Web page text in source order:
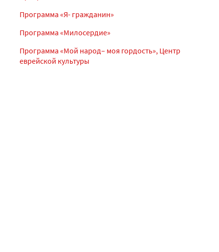
Программа «Я- гражданин»
Программа «Милосердие»
Программа «Мой народ– моя гордость», Центр
еврейской культуры